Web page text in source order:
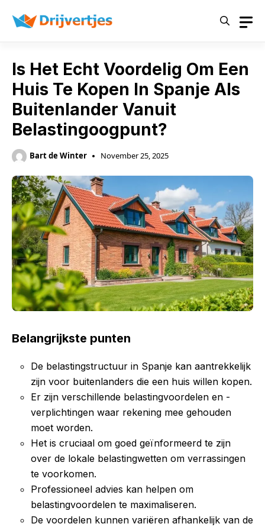
Is Het Echt Voordelig Om Een
Huis Te Kopen In Spanje Als
Buitenlander Vanuit
Belastingoogpunt?
Bart de Winter November 25, 2025
Belangrijkste punten
De belastingstructuur in Spanje kan aantrekkelijk
zijn voor buitenlanders die een huis willen kopen.
Er zijn verschillende belastingvoordelen en -
verplichtingen waar rekening mee gehouden
moet worden.
Het is cruciaal om goed geïnformeerd te zijn
over de lokale belastingwetten om verrassingen
te voorkomen.
Professioneel advies kan helpen om
belastingvoordelen te maximaliseren.
De voordelen kunnen variëren afhankelijk van de